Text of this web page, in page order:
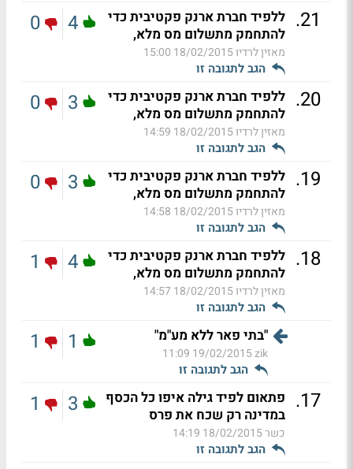
21
. ללפיד חברת ארנק פקטיבית כדי
להתחמק מתשלום מס מלא,
מאזין לרדיו18/02/2015 15:00
הגב לתגובה זו
4
0
20
. ללפיד חברת ארנק פקטיבית כדי
להתחמק מתשלום מס מלא,
מאזין לרדיו18/02/2015 14:59
הגב לתגובה זו
3
0
19
. ללפיד חברת ארנק פקטיבית כדי
להתחמק מתשלום מס מלא,
מאזין לרדיו18/02/2015 14:58
הגב לתגובה זו
3
0
18
. ללפיד חברת ארנק פקטיבית כדי
להתחמק מתשלום מס מלא,
מאזין לרדיו18/02/2015 14:57
הגב לתגובה זו
4
1
"בתי פאר ללא מע"מ"
zik
19/02/2015 11:09
הגב לתגובה זו
1
1
17
. פתאום לפיד גילה איפו כל הכסף
במדינה רק שכח את פרס
כשר18/02/2015 14:19
הגב לתגובה זו
3
1